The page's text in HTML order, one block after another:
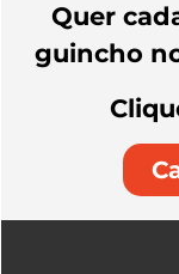
Quer
guincho